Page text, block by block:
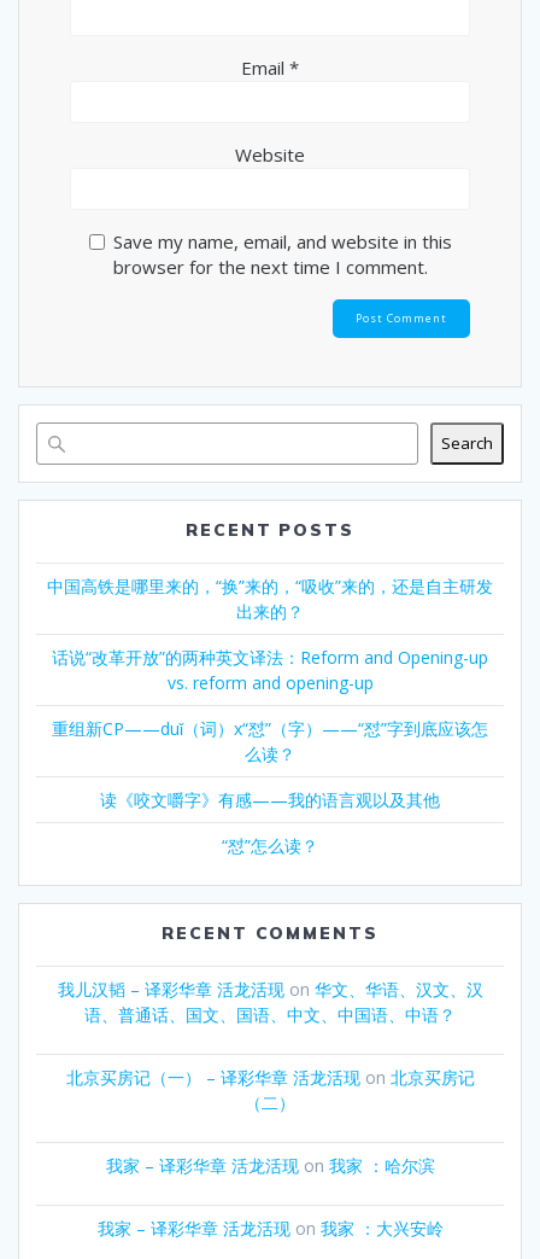
Email *
Website
Save my name, email, and website in this
browser for the next time I comment.
Search
RECENT POSTS
中国高铁是哪里来的，“换”来的，“吸收”来的，还是自主研发
出来的？
话说“改革开放”的两种英文译法：Reform and Opening-up
vs. reform and opening-up
重组新CP——duǐ（词）x“怼”（字）——“怼”字到底应该怎
么读？
读《咬文嚼字》有感——我的语言观以及其他
“怼”怎么读？
RECENT COMMENTS
我儿汉韬 – 译彩华章 活龙活现on 华文、华语、汉文、汉
语、普通话、国文、国语、中文、中国语、中语？
北京买房记（一） – 译彩华章 活龙活现on 北京买房记
（二）
我家 – 译彩华章 活龙活现on 我家 ：哈尔滨
我家 – 译彩华章 活龙活现on 我家 ：大兴安岭